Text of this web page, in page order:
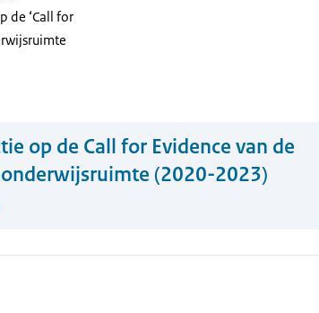
de ‘Call for
op de Call for Evidence van de
(2020-2023)